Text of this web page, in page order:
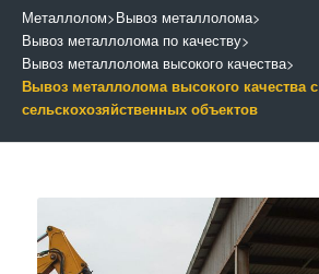
Металлолом>Вывоз металлолома>
Вывоз металлолома по качеству>
Вывоз металлолома высокого качества>
Вывоз металлолома высокого качества с
сельскохозяйственных объектов